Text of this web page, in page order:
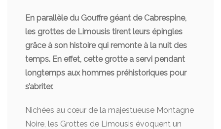
En parallèle du Gouffre géant de Cabrespine,
les grottes de Limousis tirent leurs épingles
grâce à son histoire qui remonte à la nuit des
temps. En effet, cette grotte a servi pendant
longtemps aux hommes préhistoriques pour
s’abriter.
Nichées au cœur de la majestueuse Montagne
Noire, les Grottes de Limousis évoquent un